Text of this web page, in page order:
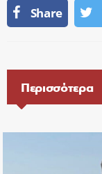
Share
Περισσότερα